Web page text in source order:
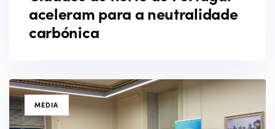
aceleram para a neutralidade
carbónica
TAGSMEDIA